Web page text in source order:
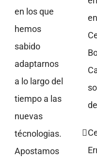
en los que
hemos
sabido
adaptarnos
a lo largo del
tiempo a las
nuevas
técnologias.
Apostamos
en